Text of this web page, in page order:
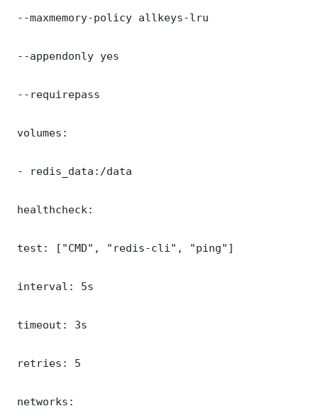
--maxmemory-policy allkeys-lru
--appendonly yes
--requirepass
volumes:
- redis_data:/data
healthcheck:
test: ["CMD", "redis-cli", "ping"]
interval: 5s
timeout: 3s
retries: 5
networks: